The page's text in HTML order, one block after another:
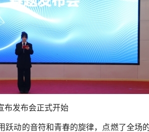
布发布会正式开始
动的音符和青春的旋律，点燃了全场